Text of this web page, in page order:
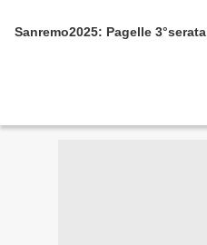
Sanremo2025: Pagelle 3°serata